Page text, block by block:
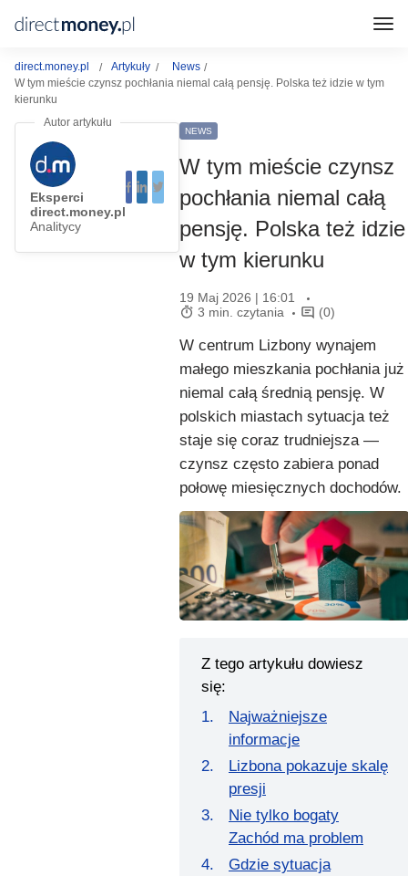
direct.money.pl Artykuły
News
W tym mieście czynsz pochłania niemal całą pensję. Polska też idzie w tym
kierunku
Eksperci
direct.money.pl
Analitycy
NEWS
W tym mieście czynsz
pochłania niemal całą
pensję. Polska też idzie
w tym kierunku
19 Maj 2026 | 16:01
3 min. czytania
(0)
W centrum Lizbony wynajem
małego mieszkania pochłania już
niemal całą średnią pensję. W
polskich miastach sytuacja też
staje się coraz trudniejsza —
czynsz często zabiera ponad
połowę miesięcznych dochodów.
Z tego artykułu dowiesz
się:
Najważniejsze
informacje
Lizbona pokazuje skalę
presji
Nie tylko bogaty
Zachód ma problem
Gdzie sytuacja